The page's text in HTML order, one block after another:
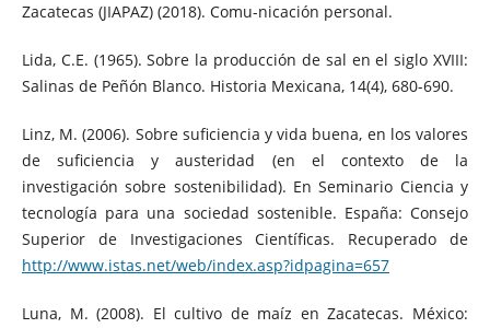
Zacatecas (JIAPAZ) (2018). Comu-nicación personal.
Lida, C.E. (1965). Sobre la producción de sal en el siglo XVIII:
Salinas de Peñón Blanco. Historia Mexicana, 14(4), 680-690.
Linz, M. (2006). Sobre suficiencia y vida buena, en los valores
de suficiencia y austeridad (en el contexto de la
investigación sobre sostenibilidad). En Seminario Ciencia y
tecnología para una sociedad sostenible. España: Consejo
Superior de Investigaciones Científicas. Recuperado de
http://www.istas.net/web/index.asp?idpagina=657
Luna, M. (2008). El cultivo de maíz en Zacatecas. México: